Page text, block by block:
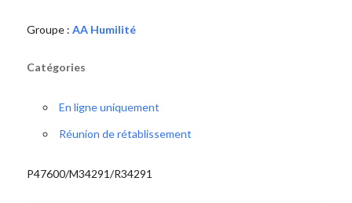
Groupe : AA Humilité
Catégories
En ligne uniquement
Réunion de rétablissement
P47600/M34291/R34291